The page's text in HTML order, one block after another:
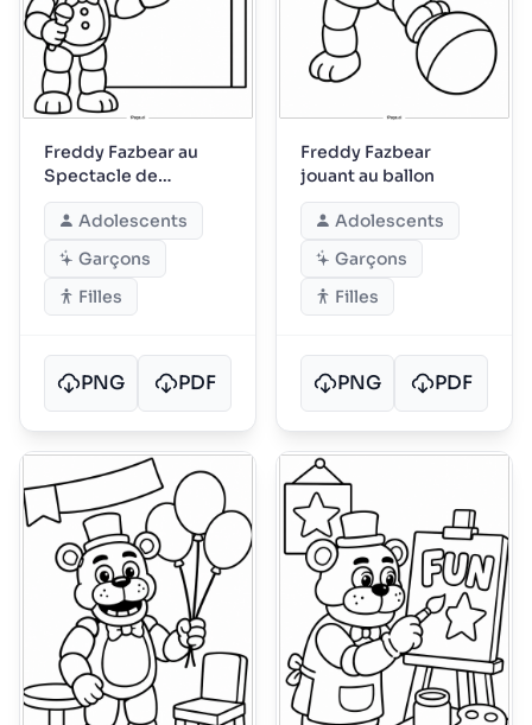
Freddy Fazbear au
Spectacle de
Marionnettes
Adolescents
Garçons
Filles
PNG PDF
Freddy Fazbear
jouant au ballon
Adolescents
Garçons
Filles
PNG PDF